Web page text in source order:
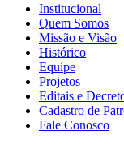
Institucional
Quem Somos
Missão e Visão
Histórico
Equipe
Projetos
Editais e
Cadastro de
Fale Conosco